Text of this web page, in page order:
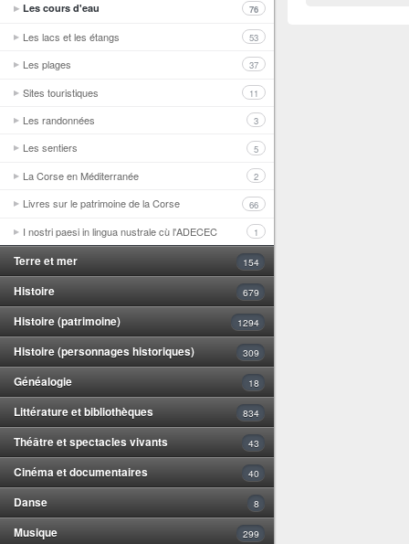
Les cours d'eau 76
Les lacs et les étangs 53
Les plages 37
Sites touristiques 11
Les randonnées 3
Les sentiers 5
La Corse en Méditerranée 2
Livres sur le patrimoine de la Corse 66
I nostri paesi in lingua nustrale cù l'ADECEC 1
Terre et mer 154
Histoire 679
Histoire (patrimoine) 1294
Histoire (personnages historiques) 309
Généalogie 18
Littérature et bibliothèques 834
Théâtre et spectacles vivants 43
Cinéma et documentaires 40
Danse 8
Musique 299